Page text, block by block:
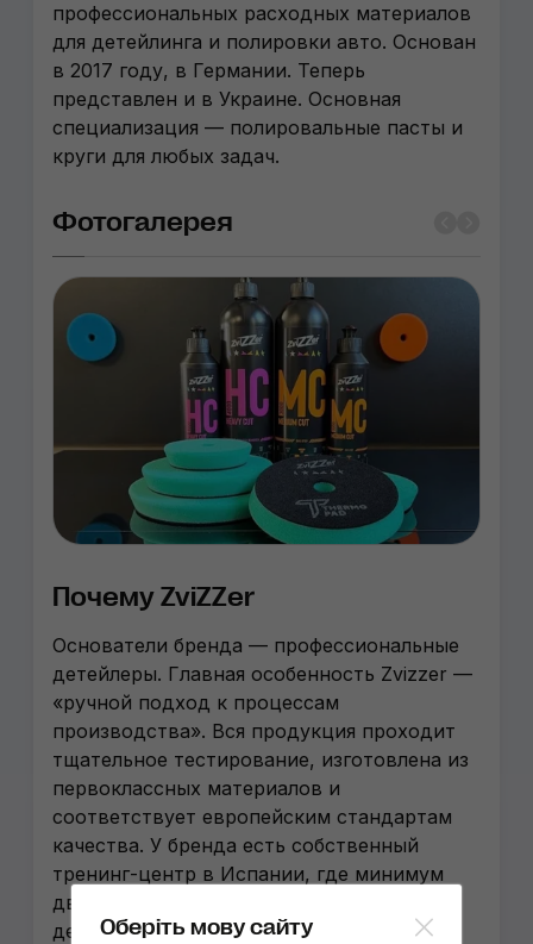
профессиональных расходных материалов
для детейлинга и полировки авто. Основан
в 2017 году, в Германии. Теперь
представлен и в Украине. Основная
специализация — полировальные пасты и
круги для любых задач.
Фотогалерея
Почему ZviZZer
Основатели бренда — профессиональные
детейлеры. Главная особенность Zvizzer —
«ручной подход к процессам
производства». Вся продукция проходит
тщательное тестирование, изготовлена из
первоклассных материалов и
соответствует европейским стандартам
качества. У бренда есть собственный
тренинг-центр в Испании, где минимум
дважды в год проходят семинары для
детейлеров со всей Европы. Zvizzer
Оберіть мову сайту